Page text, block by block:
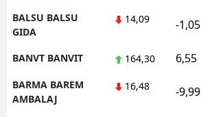
BALSU BALSU
GIDA
14,09 -1,05
BANVT BANVIT 164,30 6,55
BARMA BAREM
AMBALAJ
16,48 -9,99